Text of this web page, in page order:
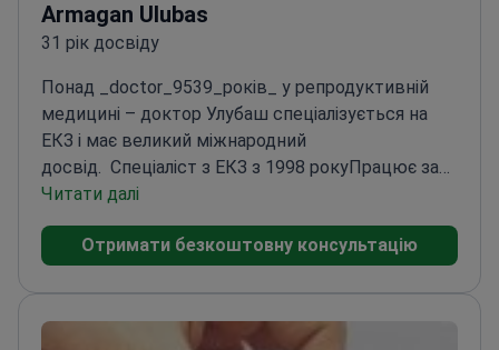
Armagan Ulubas
31 рік досвіду
Понад _doctor_9539_років_ у репродуктивній
медицині – доктор Улубаш спеціалізується на
ЕКЗ і має великий міжнародний
досвід. Спеціаліст з ЕКЗ з 1998 рокуПрацює за
сумісництвом у клініці Dunya IVF
навчання в Університеті Ерджієс у
КайсеріКонсультував у різних клініках ЕКЗ по
Читати далі
Отримати безкоштовну консультацію